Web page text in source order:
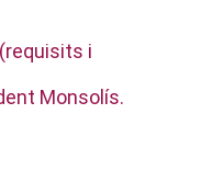
i
Monsolís.